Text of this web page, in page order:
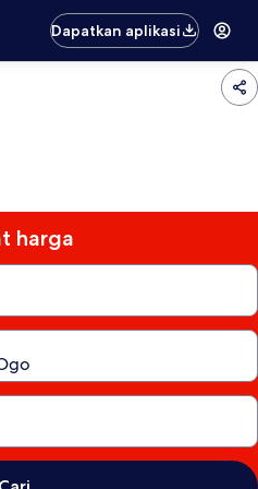
Dapatkan aplikasi
harga